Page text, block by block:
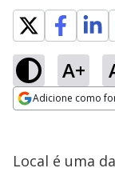
A+
Adicione como
Local é uma